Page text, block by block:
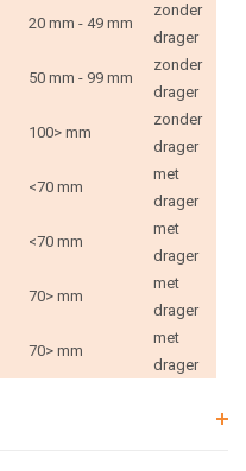
20 mm - 49 mm
zonder
drager
50 mm - 99 mm
zonder
drager
100> mm
zonder
drager
<70 mm
met
drager
<70 mm
met
drager
70> mm
met
drager
70> mm
met
drager